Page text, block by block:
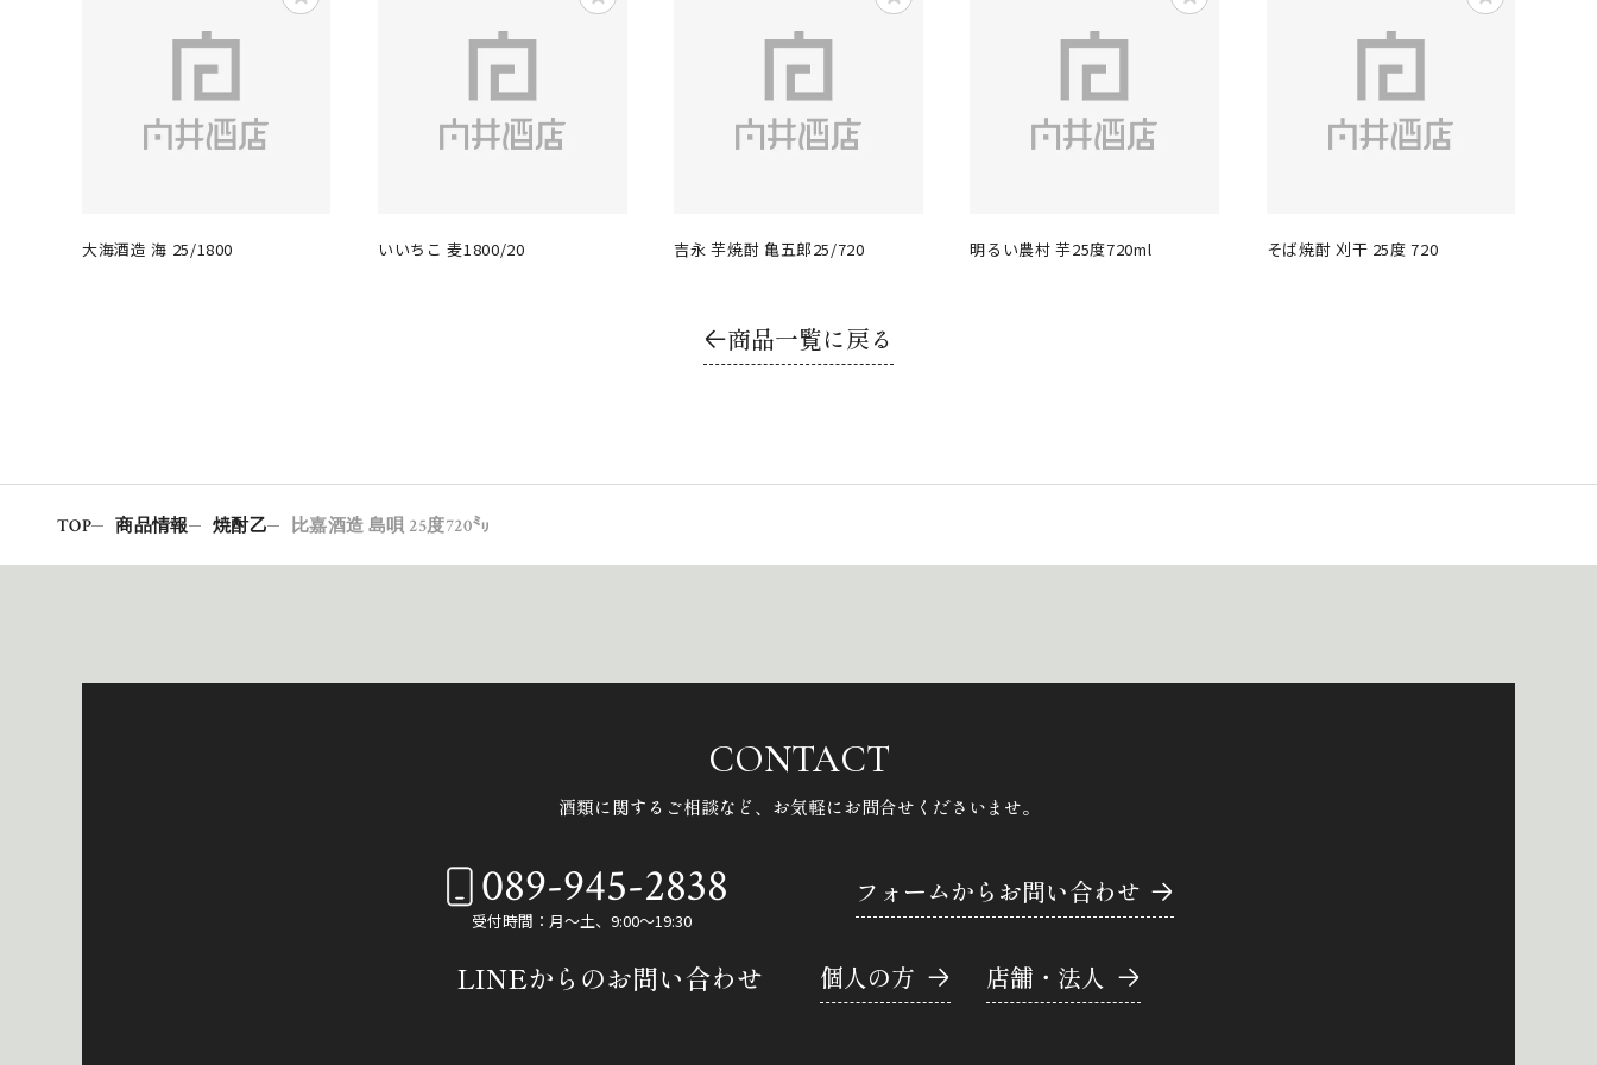
大海酒造 海 25/1800 いいちこ 麦1800/20 吉永 芋焼酎 亀五郎25/720 明るい農村 芋25度720ml そば焼酎 刈干 25度 720
商品一覧に戻る
TOP 商品情報 焼酎乙 比嘉酒造 島唄 25度720㍉
CONTACT
酒類に関するご相談など、 お気軽にお問合せくださいませ。
089-945-2838
受付時間：月～土、9:00～19:30
フォームからお問い合わせ
LINEからのお問い合わせ 個人の方 店舗・法人